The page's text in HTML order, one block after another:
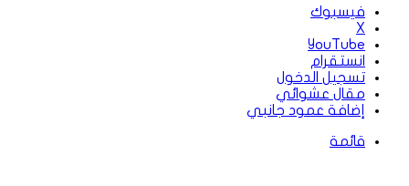
فيسبوك
‫X
‫YouTube
انستقرام
تسجيل الدخول
مقال عشوائي
إضافة عمود جانبي
قائمة